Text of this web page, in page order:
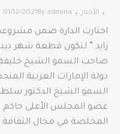
الأخبار By admina
01/12/2021
اختارت الدارة ضمن
صاحب السمو الشيخ خليفة
دولة الإمارات العربية
السمو الشيخ الدكتور
عضو المجلس الأعلى حاكم
المخلصة في مجال الثقافة